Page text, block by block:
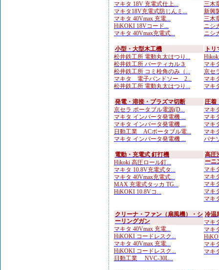
マキタ 18V 充電式仕上...
マキタ18V充電式防じんミ...
マキタ 40Vmax 充電...
HiKOKI 18Vコード...
マキタ 40Vmax充電式...
三木
新興
三木
ニシ
ニシ
小型・大型木工機
松井鉄工所 電動丸太はつり...
松井鉄工所 バーティカル３
松井鉄工所 コミ栓角のみ（...
マキタ 電子バンドソー 2...
松井鉄工所 電動丸太はつり...
ト
マキ
京セ
マキ
マキ
発電・溶接・プラズマ切断
京セラ ポータブル電源(D...
マキタ インバータ発電機 ...
マキタ インバータ発電機 ...
日動工業 ACポータブル電...
マキタ インバータ発電機 ...
圧着
マキ
マキ
マキ
マキ
パナ
電動・充電式 釘打機
Hikoki 高圧ロール釘...
マキタ 10.8V充電式タ...
マキタ 40Vmax充電式...
MAX 充電式タッカ TG...
HiKOKI 10.8Vコ...
高圧
ーニ
マキ
マキ
マキ
マキ
マキ
クリーナ・ファン（扇風機）・シ
ーリングガン
マキタ 40Vmax 充電...
HiKOKI コードレスク...
マキタ 40Vmax 充電...
HiKOKI コードレスク...
日動工業 NVC-30L...
冷温
マキ
マキ
マキ
マキ